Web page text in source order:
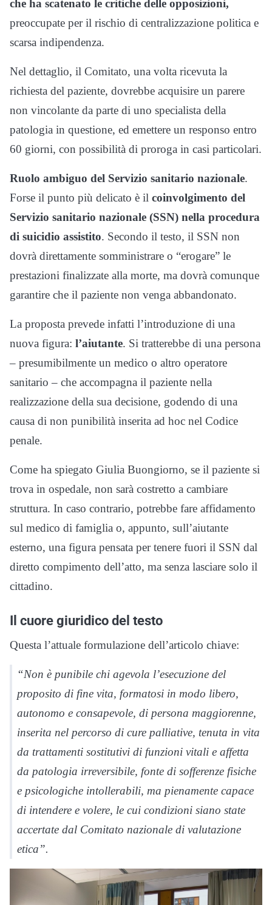
che ha scatenato le critiche delle opposizioni,
preoccupate per il rischio di centralizzazione politica e
scarsa indipendenza.
Nel dettaglio, il Comitato, una volta ricevuta la
richiesta del paziente, dovrebbe acquisire un parere
non vincolante da parte di uno specialista della
patologia in questione, ed emettere un responso entro
60 giorni, con possibilità di proroga in casi particolari.
Ruolo ambiguo del Servizio sanitario nazionale.
Forse il punto più delicato è il coinvolgimento del
Servizio sanitario nazionale (SSN) nella procedura
di suicidio assistito. Secondo il testo, il SSN non
dovrà direttamente somministrare o “erogare” le
prestazioni finalizzate alla morte, ma dovrà comunque
garantire che il paziente non venga abbandonato.
La proposta prevede infatti l’introduzione di una
nuova figura: l’aiutante. Si tratterebbe di una persona
– presumibilmente un medico o altro operatore
sanitario – che accompagna il paziente nella
realizzazione della sua decisione, godendo di una
causa di non punibilità inserita ad hoc nel Codice
penale.
Come ha spiegato Giulia Buongiorno, se il paziente si
trova in ospedale, non sarà costretto a cambiare
struttura. In caso contrario, potrebbe fare affidamento
sul medico di famiglia o, appunto, sull’aiutante
esterno, una figura pensata per tenere fuori il SSN dal
diretto compimento dell’atto, ma senza lasciare solo il
cittadino.
Il cuore giuridico del testo
Questa l’attuale formulazione dell’articolo chiave:
“Non è punibile chi agevola l’esecuzione del
proposito di fine vita, formatosi in modo libero,
autonomo e consapevole, di persona maggiorenne,
inserita nel percorso di cure palliative, tenuta in vita
da trattamenti sostitutivi di funzioni vitali e affetta
da patologia irreversibile, fonte di sofferenze fisiche
e psicologiche intollerabili, ma pienamente capace
di intendere e volere, le cui condizioni siano state
accertate dal Comitato nazionale di valutazione
etica”.